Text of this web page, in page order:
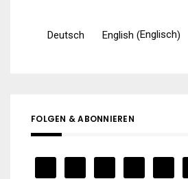
Deutsch English (Englisch)
FOLGEN & ABONNIEREN